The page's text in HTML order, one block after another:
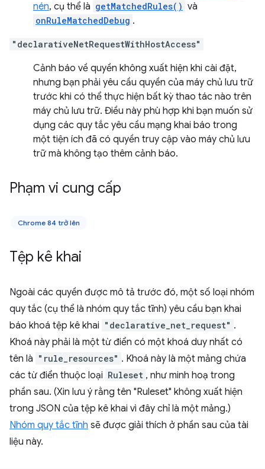
nén, cụ thể là getMatchedRules() và
onRuleMatchedDebug .
"declarativeNetRequestWithHostAccess"
Cảnh báo về quyền không xuất hiện khi cài đặt,
nhưng bạn phải yêu cầu quyền của máy chủ lưu trữ
trước khi có thể thực hiện bất kỳ thao tác nào trên
máy chủ lưu trữ. Điều này phù hợp khi bạn muốn sử
dụng các quy tắc yêu cầu mạng khai báo trong
một tiện ích đã có quyền truy cập vào máy chủ lưu
trữ mà không tạo thêm cảnh báo.
Phạm vi cung cấp
Chrome 84 trở lên
Tệp kê khai
Ngoài các quyền được mô tả trước đó, một số loại nhóm
quy tắc (cụ thể là nhóm quy tắc tĩnh) yêu cầu bạn khai
báo khoá tệp kê khai "declarative_net_request" .
Khoá này phải là một từ điển có một khoá duy nhất có
tên là "rule_resources" . Khoá này là một mảng chứa
các từ điển thuộc loại Ruleset , như minh hoạ trong
phần sau. (Xin lưu ý rằng tên "Ruleset" không xuất hiện
trong JSON của tệp kê khai vì đây chỉ là một mảng.)
Nhóm quy tắc tĩnh sẽ được giải thích ở phần sau của tài
liệu này.